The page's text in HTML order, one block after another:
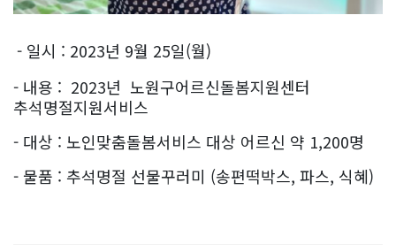
- 일시 : 2023년 9월 25일(월)
- 내용 : 2023년 노원구어르신돌봄지원센터
추석명절지원서비스
- 대상 : 노인맞춤돌봄서비스 대상 어르신 약 1,200명
- 물품 : 추석명절 선물꾸러미 (송편떡박스, 파스, 식혜)